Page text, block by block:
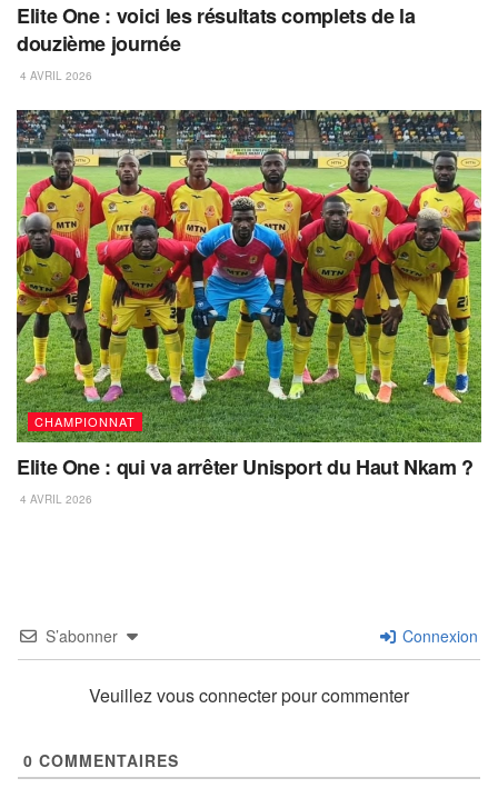
Elite One : voici les résultats complets de la
douzième journée
4 AVRIL 2026
CHAMPIONNAT
Elite One : qui va arrêter Unisport du Haut Nkam ?
4 AVRIL 2026
S’abonner Connexion
Veuillez vous connecter pour commenter
0 COMMENTAIRES